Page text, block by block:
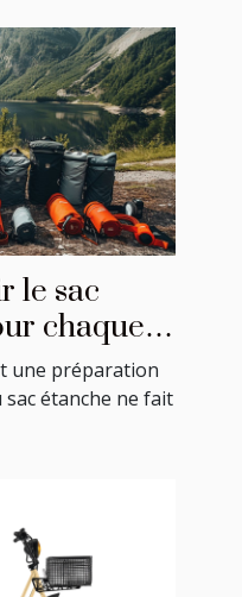
le sac
chaque
une préparation
étanche ne fait